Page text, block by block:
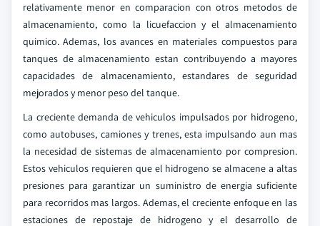
relativamente menor en comparacion con otros metodos de
almacenamiento, como la licuefaccion y el almacenamiento
quimico. Ademas, los avances en materiales compuestos para
tanques de almacenamiento estan contribuyendo a mayores
capacidades de almacenamiento, estandares de seguridad
mejorados y menor peso del tanque.
La creciente demanda de vehiculos impulsados por hidrogeno,
como autobuses, camiones y trenes, esta impulsando aun mas
la necesidad de sistemas de almacenamiento por compresion.
Estos vehiculos requieren que el hidrogeno se almacene a altas
presiones para garantizar un suministro de energia suficiente
para recorridos mas largos. Ademas, el creciente enfoque en las
estaciones de repostaje de hidrogeno y el desarrollo de